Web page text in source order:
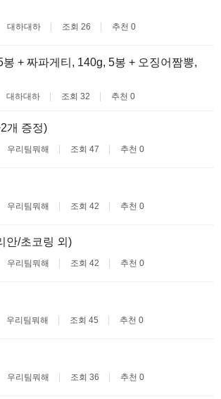
대하대하 조회 26 추천 0
+ 짜파게티, 140g, 5봉 + 오징어짬뽕,
대하대하 조회 32 추천 0
개 증정)
우리팀뭐해 조회 47 추천 0
우리팀뭐해 조회 42 추천 0
안/초코링 외)
우리팀뭐해 조회 42 추천 0
우리팀뭐해 조회 45 추천 0
우리팀뭐해 조회 36 추천 0